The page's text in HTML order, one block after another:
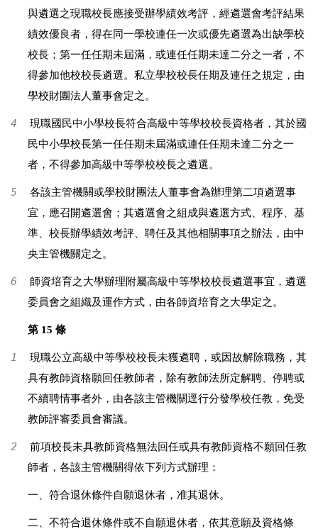
與遴選之現職校長應接受辦學績效考評，經遴選會考評結果
績效優良者，得在同一學校連任一次或優先遴選為出缺學校
校長；第一任任期未屆滿，或連任任期未達二分之一者，不
得參加他校校長遴選。私立學校校長任期及連任之規定，由
學校財團法人董事會定之。
4 現職國民中小學校長符合高級中等學校校長資格者，其於國
民中小學校長第一任任期未屆滿或連任任期未達二分之一
者，不得參加高級中等學校校長之遴選。
5 各該主管機關或學校財團法人董事會為辦理第二項遴選事
宜，應召開遴選會；其遴選會之組成與遴選方式、程序、基
準、校長辦學績效考評、聘任及其他相關事項之辦法，由中
央主管機關定之。
6 師資培育之大學辦理附屬高級中等學校校長遴選事宜，遴選
委員會之組織及運作方式，由各師資培育之大學定之。
第 15 條
1 現職公立高級中等學校校長未獲遴聘，或因故解除職務，其
具有教師資格願回任教師者，除有教師法所定解聘、停聘或
不續聘情事者外，由各該主管機關逕行分發學校任教，免受
教師評審委員會審議。
2 前項校長未具教師資格無法回任或具有教師資格不願回任教
師者，各該主管機關得依下列方式辦理：
一、符合退休條件自願退休者，准其退休。
二、不符合退休條件或不自願退休者，依其意願及資格條